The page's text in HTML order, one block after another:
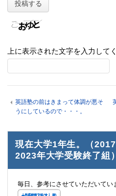
上に表示された文字を入力して
英語塾の前はきまって体調が悪そ
うにしているので・・・。
現在大学1年生。（
2023年大学受験終了組）
毎日、参考にさせていただいてい